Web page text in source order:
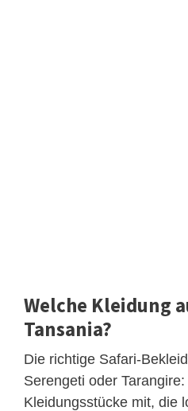
Welche Kleidung
Tansania?
Die richtige Safari-
Serengeti oder
Kleidungsstücke mit, die